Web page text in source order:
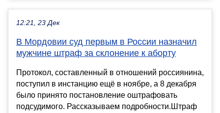
12:21, 23 Дек
В Мордовии суд первым в России назначил
мужчине штраф за склонение к аборту
Протокол, составленный в отношений россиянина,
поступил в инстанцию ещё в ноябре, а 8 декабря
было принято постановление оштрафовать
подсудимого. Рассказываем подробности.Штраф